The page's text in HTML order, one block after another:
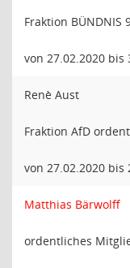
Fraktion BÜNDNIS
von 27.02.2020 bis
Renè Aust
Fraktion AfD
von 27.02.2020 bis
Matthias Bärwolff
ordentliches